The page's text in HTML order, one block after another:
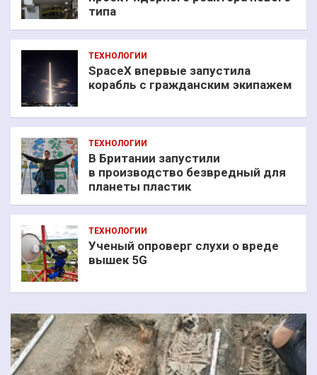
типа
ТЕХНОЛОГИИ
SpaceX впервые запустила
корабль с гражданским экипажем
ТЕХНОЛОГИИ
В Британии запустили
в производство безвредный для
планеты пластик
ТЕХНОЛОГИИ
Ученый опроверг слухи о вреде
вышек 5G